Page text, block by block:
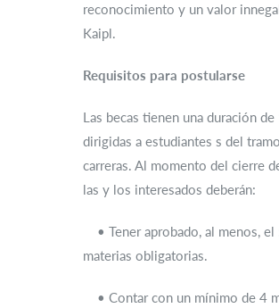
reconocimiento y un valor
Kaipl.
Requisitos para postularse
Las becas tienen una duración
dirigidas a estudiantes s del
carreras. Al momento del cierre
las y los interesados deberán:
• Tener aprobado, al menos, el
materias obligatorias.
• Contar con un mínimo de 4